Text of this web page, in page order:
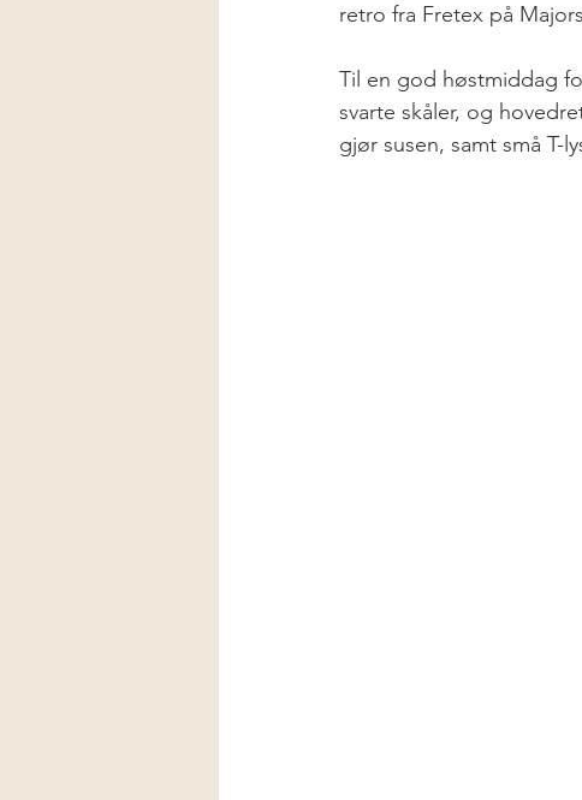
retro fra Fretex på
Til en god høstmiddag
svarte skåler, og
gjør susen, samt små T-